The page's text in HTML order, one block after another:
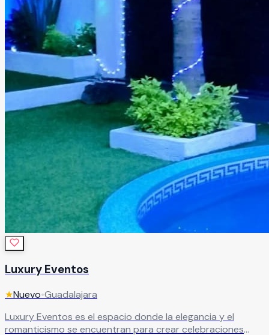
Luxury Eventos
★Nuevo•Guadalajara
Luxury Eventos es el espacio donde la elegancia y el
romanticismo se encuentran para crear celebraciones